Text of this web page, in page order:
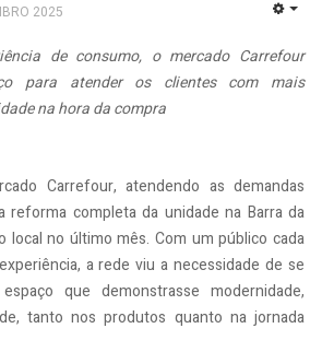
2025
de consumo, o mercado Carrefour
para atender os clientes com mais
na hora da compra
Carrefour, atendendo as demandas
reforma completa da unidade na Barra da
local no último mês. Com um público cada
a rede viu a necessidade de se
que demonstrasse modernidade,
tanto nos produtos quanto na jornada